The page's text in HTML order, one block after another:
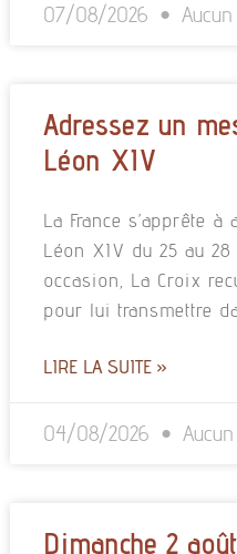
07/08/2026
Adressez un
Léon XIV
La France s’apprête
Léon XIV du 25 au 28
occasion, La Croix
pour lui transmettre
LIRE LA SUITE »
04/08/2026
Dimanche 2